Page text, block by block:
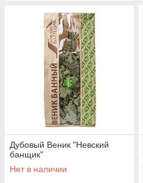
Дубовый Веник "Невский
банщик"
Нет в наличии